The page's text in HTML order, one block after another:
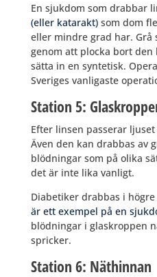
En sjukdom som drabbar
(eller katarakt)som dom
eller mindre grad har. Grå
genom att plocka bort den
sätta in en syntetisk.
Sveriges vanligaste
Station 5:
Efter linsen passerar
Även den kan drabbas av
blödningar som på olika
det är inte lika vanligt.
Diabetiker drabbas i högre
är ett exempel på en
blödningar i glaskroppen
spricker.
Station 6: Näthinnan